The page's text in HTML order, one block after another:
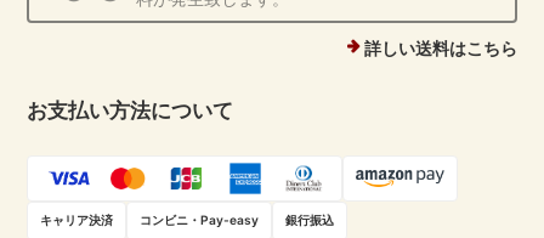
詳しい送料はこちら
お支払い方法について
キャリア決済 コンビニ・Pay-easy 銀行振込